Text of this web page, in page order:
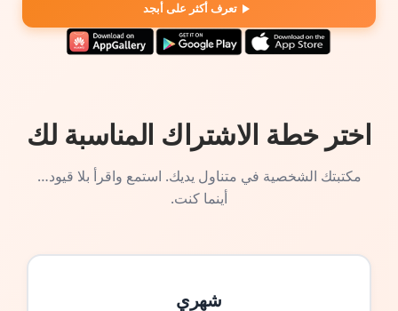
تعرف أكثر على أبجد
اختر خطة الاشتراك المناسبة لك
مكتبتك الشخصية في متناول يديك. استمع واقرأ بلا قيود…
أينما كنت.
شهري